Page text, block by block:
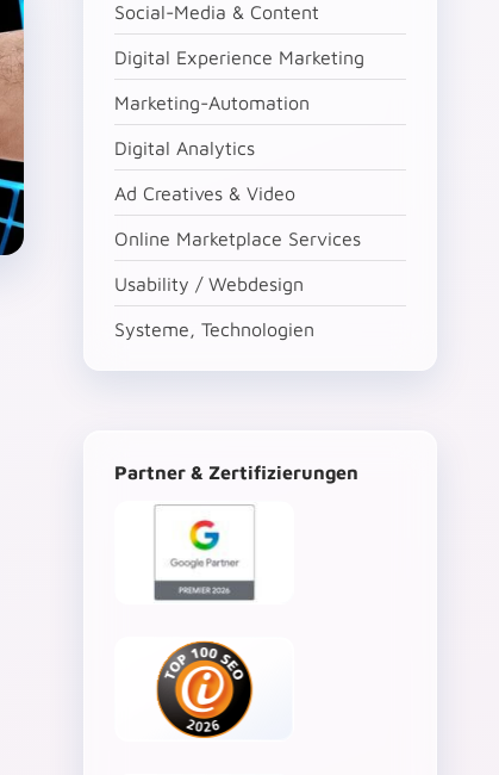
Social-Media & Content
Digital Experience Marketing
Marketing-Automation
Digital Analytics
Ad Creatives & Video
Online Marketplace Services
Usability / Webdesign
Systeme, Technologien
Partner & Zertifizierungen